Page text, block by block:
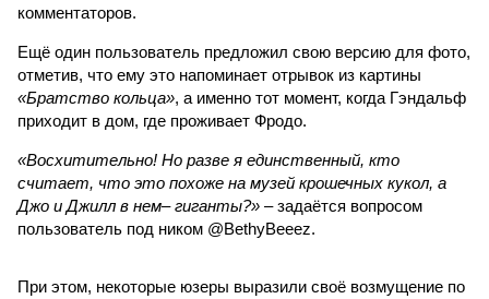
комментаторов.
Ещё один пользователь предложил свою версию для фото,
отметив, что ему это напоминает отрывок из картины
«Братство кольца», а именно тот момент, когда Гэндальф
приходит в дом, где проживает Фродо.
«Восхитительно! Но разве я единственный, кто
считает, что это похоже на музей крошечных кукол, а
Джо и Джилл в нем– гиганты?» – задаётся вопросом
пользователь под ником @BethyBeeez.
При этом, некоторые юзеры выразили своё возмущение по